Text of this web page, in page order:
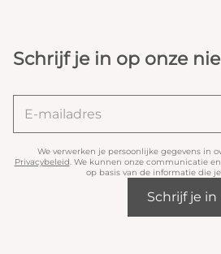
Schrijf je in op onze
We verwerken je persoonlijke gegevens in
Privacybeleid. We kunnen onze communicatie
op basis van de informatie die
Schrijf je in